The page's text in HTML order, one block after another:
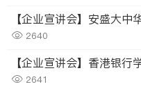
2640
2641